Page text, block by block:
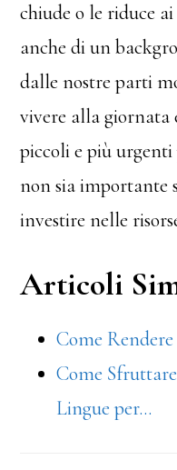
chiude o le riduce
anche di un
dalle nostre parti
vivere alla giornata
piccoli e più
non sia importante
investire nelle
Articoli
Come
Come
Lingue per…